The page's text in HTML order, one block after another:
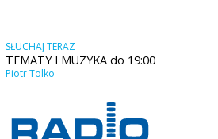
SŁUCHAJ TERAZ
TEMATY I MUZYKA do 19:00
Piotr Tolko